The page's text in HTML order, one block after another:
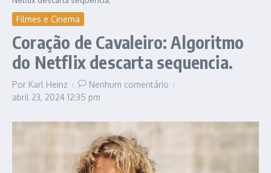
Filmes e Cinema
Coração de Cavaleiro: Algoritmo
do Netflix descarta sequencia.
Por Karl Heinz
Nenhum comentário
abril 23, 2024 12:35 pm